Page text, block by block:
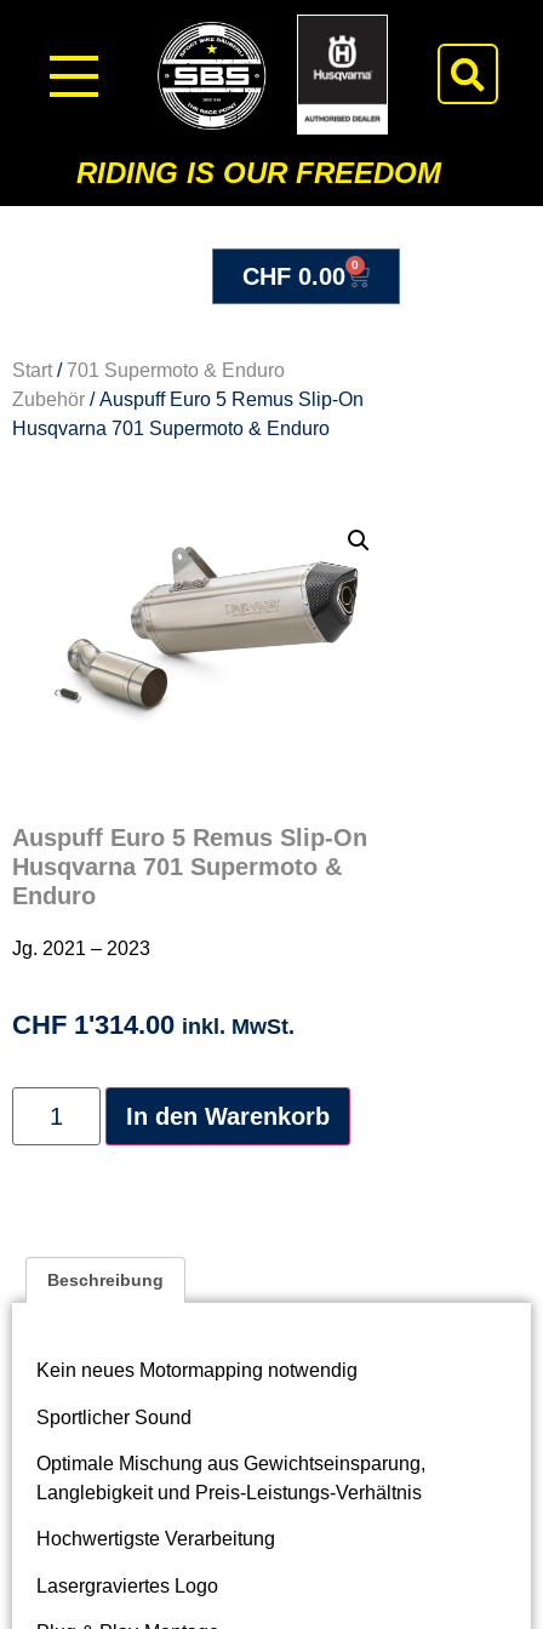
RIDING IS OUR FREEDOM
CHF 0.00 0
Start / 701 Supermoto & Enduro
Zubehör / Auspuff Euro 5 Remus Slip-On
Husqvarna 701 Supermoto & Enduro
Auspuff Euro 5 Remus Slip-On
Husqvarna 701 Supermoto &
Enduro
Jg. 2021 – 2023
CHF 1'314.00 inkl. MwSt.
In den Warenkorb
Beschreibung
Kein neues Motormapping notwendig
Sportlicher Sound
Optimale Mischung aus Gewichtseinsparung,
Langlebigkeit und Preis-Leistungs-Verhältnis
Hochwertigste Verarbeitung
Lasergraviertes Logo